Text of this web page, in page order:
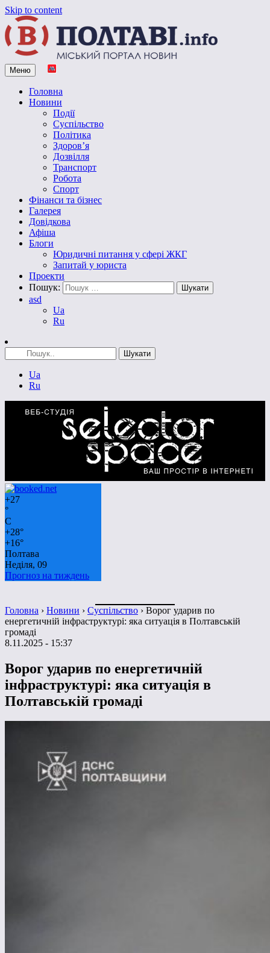
Skip to content
Vpoltave.info
Полтавський портал новин
Меню
Головна
Новини
Події
Суспільство
Політика
Здоров’я
Дозвілля
Транспорт
Робота
Спорт
Фінанси та бізнес
Галерея
Довідкова
Афіша
Блоги
Юридичні питання у сфері ЖКГ
Запитай у юриста
Проекти
Пошук:
asd
Ua
Ru
Ua
Ru
+27
°
C
+28°
+16°
Полтава
Неділя, 09
Прогноз на тиждень
Головна › Новини › Суспільство › Ворог ударив по
енергетичній інфраструктурі: яка ситуація в Полтавській
громаді
8.11.2025 - 15:37
Ворог ударив по енергетичній
інфраструктурі: яка ситуація в
Полтавській громаді